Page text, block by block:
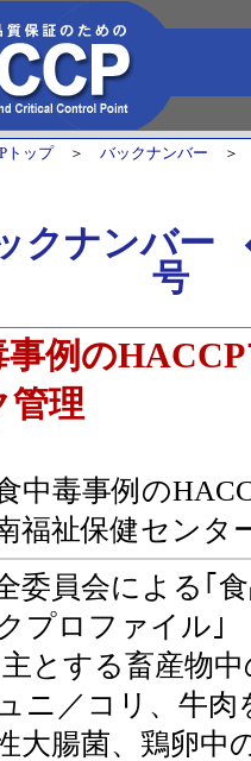
トップ＞ バックナンバー
クナンバー
号
事例の
管理
中毒事例の
福祉保健セン
委員会による｢
プロファイル｣
とする畜産物
ニ／コリ、牛肉
大腸菌、鶏卵中